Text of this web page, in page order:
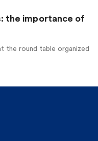
the importance of
the round table organized